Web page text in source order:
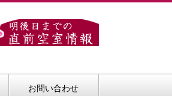
お問い合わせ